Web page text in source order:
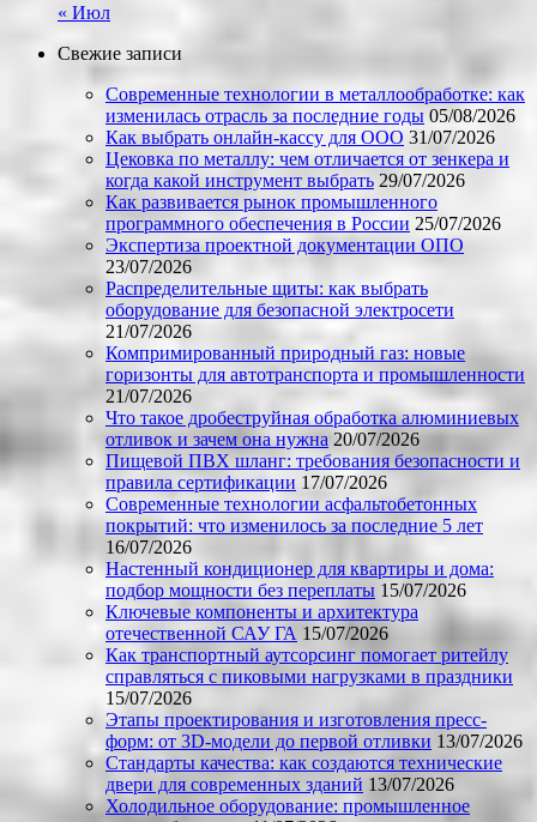
« Июл
Свежие записи
Современные технологии в металлообработке: как
изменилась отрасль за последние годы 05/08/2026
Как выбрать онлайн-кассу для ООО 31/07/2026
Цековка по металлу: чем отличается от зенкера и
когда какой инструмент выбрать 29/07/2026
Как развивается рынок промышленного
программного обеспечения в России 25/07/2026
Экспертиза проектной документации ОПО
23/07/2026
Распределительные щиты: как выбрать
оборудование для безопасной электросети
21/07/2026
Компримированный природный газ: новые
горизонты для автотранспорта и промышленности
21/07/2026
Что такое дробеструйная обработка алюминиевых
отливок и зачем она нужна 20/07/2026
Пищевой ПВХ шланг: требования безопасности и
правила сертификации 17/07/2026
Современные технологии асфальтобетонных
покрытий: что изменилось за последние 5 лет
16/07/2026
Настенный кондиционер для квартиры и дома:
подбор мощности без переплаты 15/07/2026
Ключевые компоненты и архитектура
отечественной САУ ГА 15/07/2026
Как транспортный аутсорсинг помогает ритейлу
справляться с пиковыми нагрузками в праздники
15/07/2026
Этапы проектирования и изготовления пресс-
форм: от 3D-модели до первой отливки 13/07/2026
Стандарты качества: как создаются технические
двери для современных зданий 13/07/2026
Холодильное оборудование: промышленное